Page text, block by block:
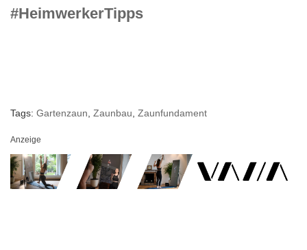
#HeimwerkerTipps
Tags: Gartenzaun, Zaunbau, Zaunfundament
Anzeige